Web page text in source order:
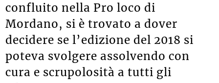
confluito nella Pro loco di
Mordano, si è trovato a dover
decidere se l’edizione del 2018 si
poteva svolgere assolvendo con
cura e scrupolosità a tutti gli